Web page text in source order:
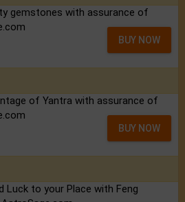
gemstones with assurance of
BUY NOW
of Yantra with assurance of
BUY NOW
Luck to your Place with Feng